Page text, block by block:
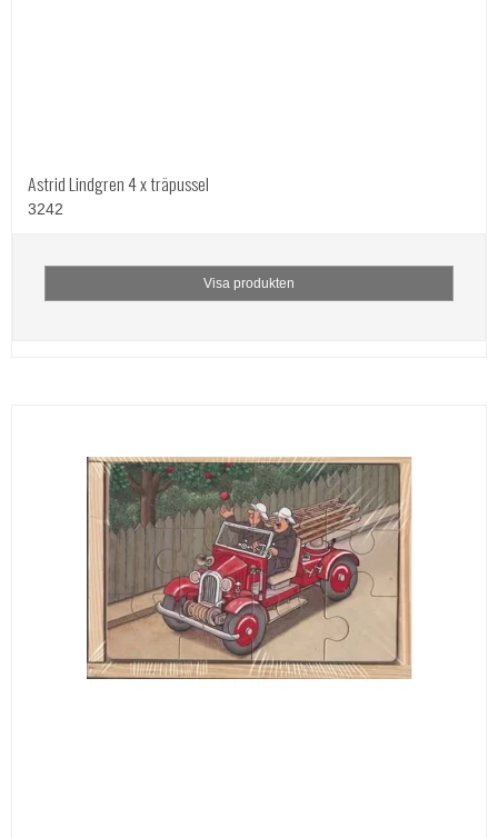
Astrid Lindgren 4 x träpussel
3242
Visa produkten